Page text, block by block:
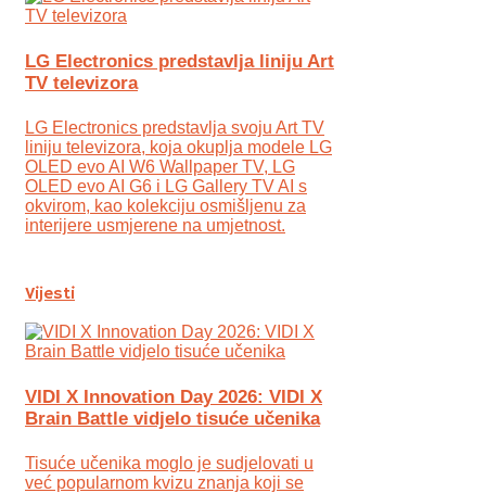
LG Electronics predstavlja liniju Art
TV televizora
LG Electronics predstavlja svoju Art TV
liniju televizora, koja okuplja modele LG
OLED evo AI W6 Wallpaper TV, LG
OLED evo AI G6 i LG Gallery TV AI s
okvirom, kao kolekciju osmišljenu za
interijere usmjerene na umjetnost.
Vijesti
VIDI X Innovation Day 2026: VIDI X
Brain Battle vidjelo tisuće učenika
Tisuće učenika moglo je sudjelovati u
već popularnom kvizu znanja koji se